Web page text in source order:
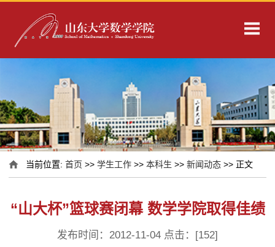
当前位置:首页 >>学生工作 >>本科生 >>新闻动态 >> 正文
“山大杯”篮球赛闭幕 数学学院取得佳绩
发布时间：2012-11-04 点击：[152]